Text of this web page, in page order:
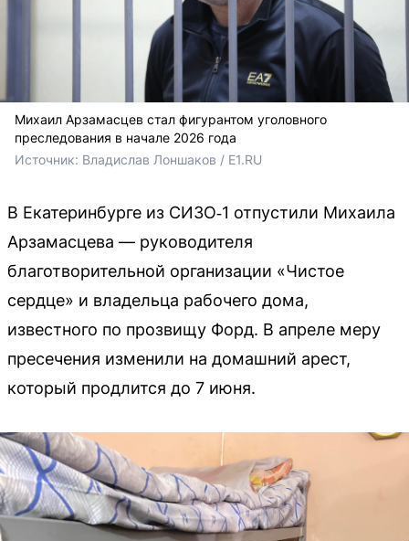
Михаил Арзамасцев стал фигурантом уголовного
преследования в начале 2026 года
Источник: Владислав Лоншаков / E1.RU
В Екатеринбурге из СИЗО‑1 отпустили Михаила
Арзамасцева — руководителя
благотворительной организации «Чистое
сердце» и владельца рабочего дома,
известного по прозвищу Форд. В апреле меру
пресечения изменили на домашний арест,
который продлится до 7 июня.